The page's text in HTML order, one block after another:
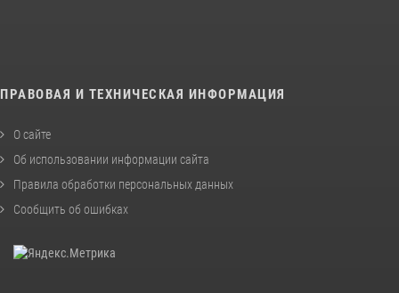
ПРАВОВАЯ И ТЕХНИЧЕСКАЯ ИНФОРМАЦИЯ
О сайте
Об использовании информации сайта
Правила обработки персональных данных
Сообщить об ошибках